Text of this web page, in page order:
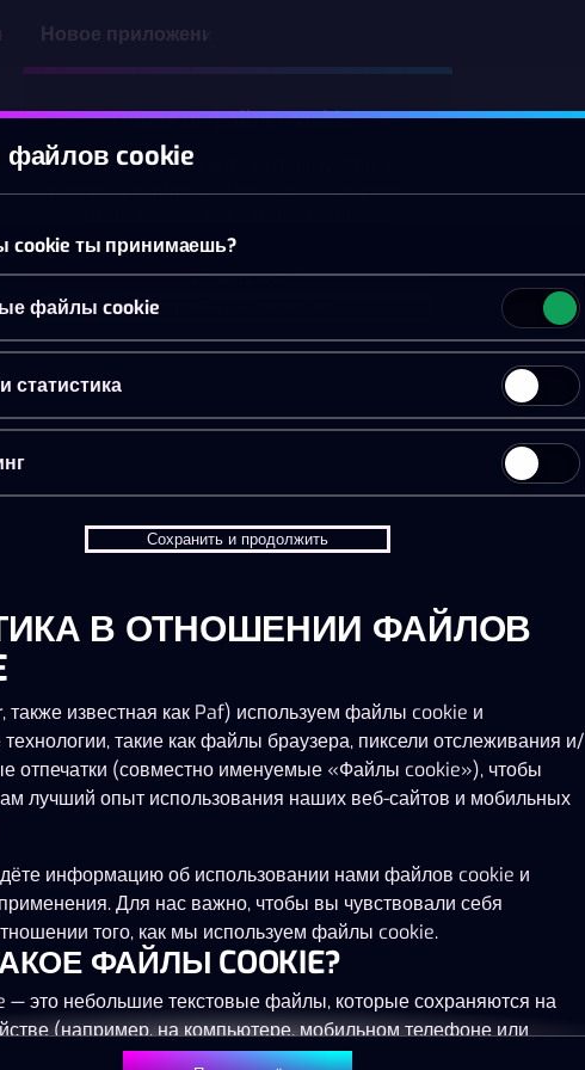
Новое приложение
Эта игра запускается как демо-версия.
Начать игру
Принять файлы cookie?
На этом веб-сайте используются 3
различных типа файлов cookie: основные,
Принять всё
Настройки и информация
файлов cookie
cookie ты принимаешь?
файлы cookie
статистика
Сохранить и продолжить
В ОТНОШЕНИИ ФАЙЛОВ
известная как Paf) используем файлы cookie и
такие как файлы браузера, пиксели отслеживания и/
отпечатки (совместно именуемые «Файлы cookie»), чтобы
лучший опыт использования наших веб-сайтов и мобильных
информацию об использовании нами файлов cookie и
Для нас важно, чтобы вы чувствовали себя
того, как мы используем файлы cookie.
ФАЙЛЫ COOKIE?
это небольшие текстовые файлы, которые сохраняются на
(например, на компьютере, мобильном телефоне или
посещении наших веб-сайтов. Размещение файлов cookie